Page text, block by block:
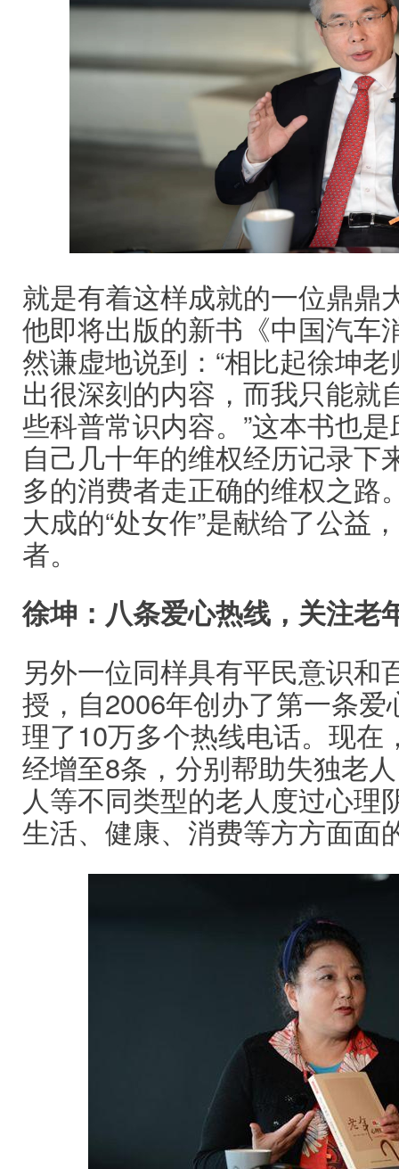
就是有着这样成就的一位鼎鼎
他即将出版的新书《中国汽车
然谦虚地说到：“相比起徐坤
出很深刻的内容，而我只能就
些科普常识内容。”这本书也
自己几十年的维权经历记录下
多的消费者走正确的维权之路
大成的“处女作”是献给了公益
者。
徐坤：八条爱心热线，关注老
另外一位同样具有平民意识和
授，自2006年创办了第一条
理了10万多个热线电话。现在
经增至8条，分别帮助失独老
人等不同类型的老人度过心理
生活、健康、消费等方方面面